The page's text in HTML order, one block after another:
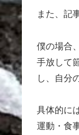
また、記
僕の場合
手放して
し、自分
具体的に
運動・食